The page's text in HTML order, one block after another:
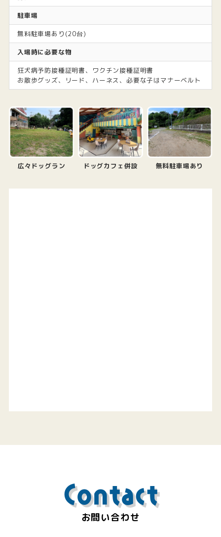
駐車場
無料駐車場あり(20台)
入場時に必要な物
狂犬病予防接種証明書、ワクチン接種証明書
お散歩グッズ、リード、ハーネス、必要な子はマナーベルト
広々ドッグラン ドッグカフェ併設 無料駐車場あり
Contact
お問い合わせ